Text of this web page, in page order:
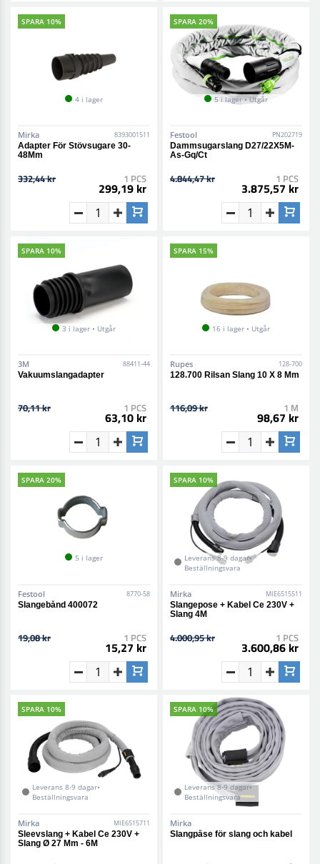
SPARA 10%
4 i lager
Mirka 8393001511
Adapter För Stövsugare 30-
48Mm
332,44 kr 1 PCS
299,19 kr
SPARA 20%
5 i lager • Utgår
Festool PN202719
Dammsugarslang D27/22X5M-
As-Gq/Ct
4.844,47 kr 1 PCS
3.875,57 kr
SPARA 10%
3 i lager • Utgår
3M 88411-44
Vakuumslangadapter
70,11 kr 1 PCS
63,10 kr
SPARA 15%
16 i lager • Utgår
Rupes 128-700
128.700 Rilsan Slang 10 X 8 Mm
116,09 kr 1 M
98,67 kr
SPARA 20%
5 i lager
Festool 8770-58
Slangebånd 400072
19,08 kr 1 PCS
15,27 kr
SPARA 10%
Leverans 8-9 dagar•
Beställningsvara
Mirka MIE6515511
Slangepose + Kabel Ce 230V +
Slang 4M
4.000,95 kr 1 PCS
3.600,86 kr
SPARA 10%
Leverans 8-9 dagar•
Beställningsvara
Mirka MIE6515711
Sleevslang + Kabel Ce 230V +
Slang Ø 27 Mm - 6M
SPARA 10%
Leverans 8-9 dagar•
Beställningsvara
Mirka
Slangpåse för slang och kabel